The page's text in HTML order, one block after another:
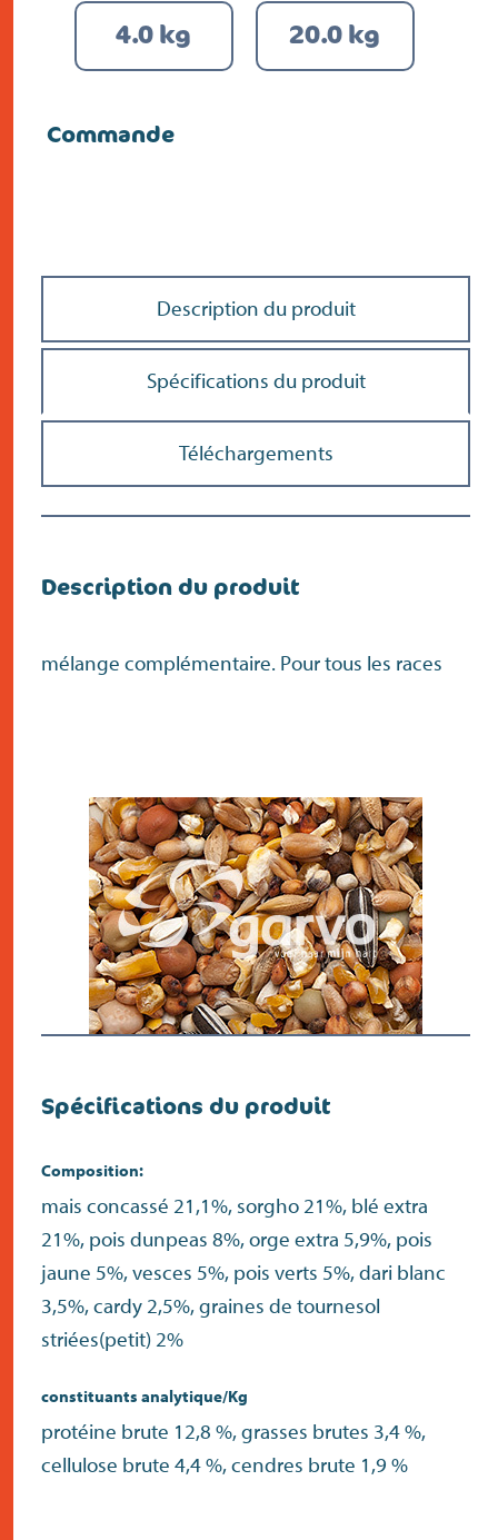
4.0 kg 20.0 kg
Commande
Description du produit
Spécifications du produit
Téléchargements
Description du produit
mélange complémentaire. Pour tous les races
Spécifications du produit
Composition:
mais concassé 21,1%, sorgho 21%, blé extra
21%, pois dunpeas 8%, orge extra 5,9%, pois
jaune 5%, vesces 5%, pois verts 5%, dari blanc
3,5%, cardy 2,5%, graines de tournesol
striées(petit) 2%
constituants analytique/Kg
protéine brute 12,8 %, grasses brutes 3,4 %,
cellulose brute 4,4 %, cendres brute 1,9 %